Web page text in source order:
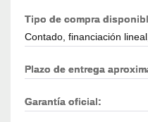
Tipo de compra
Contado, financiación
Plazo de entrega
Garantía oficial: